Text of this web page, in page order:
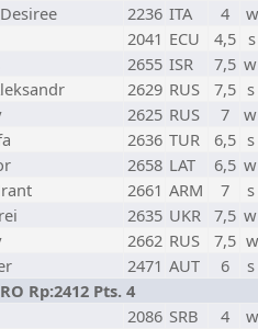
2236 ITA 4
2041 ECU 4,5
2655 ISR 7,5
2629 RUS 7,5
2625 RUS 7
2636 TUR 6,5
2658 LAT 6,5
2661 ARM 7
2635 UKR 7,5
2662 RUS 7,5
2471 AUT 6
Rp:2412 Pts. 4
2086 SRB 4